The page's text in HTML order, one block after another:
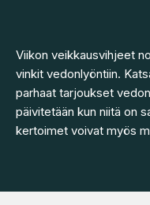
Viikon veikkausvihjeet
vinkit vedonlyöntiin.
parhaat tarjoukset
päivitetään kun niitä on
kertoimet voivat myös